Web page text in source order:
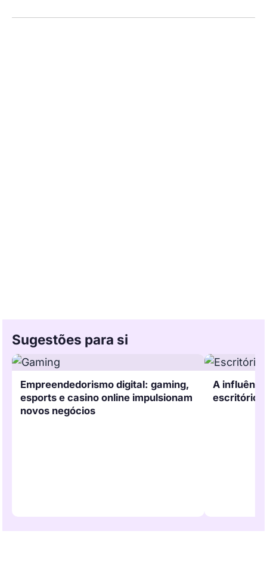
Sugestões para si
Empreendedorismo digital: gaming,
esports e casino online impulsionam
novos negócios
A
escritório